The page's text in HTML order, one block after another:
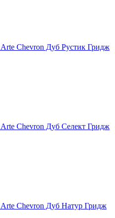
Chevron Дуб Рустик Гридж
Chevron Дуб Селект Гридж
Chevron Дуб Натур Гридж